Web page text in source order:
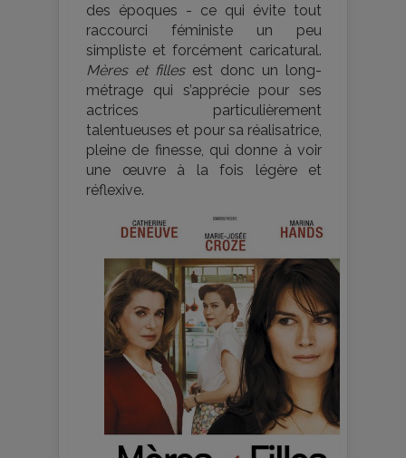
des époques - ce qui évite tout
raccourci féministe un peu
simpliste et forcément caricatural.
Mères et fillesest donc un long-
métrage qui s’apprécie pour ses
actrices particulièrement
talentueuses et pour sa réalisatrice,
pleine de finesse, qui donne à voir
une œuvre à la fois légère et
réflexive.